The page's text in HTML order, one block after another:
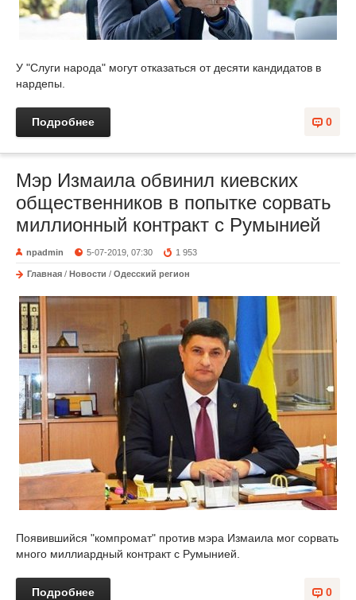
У "Слуги народа" могут отказаться от десяти кандидатов в
нардепы.
0
Подробнее
Мэр Измаила обвинил киевских
общественников в попытке сорвать
миллионный контракт с Румынией
npadmin 5-07-2019, 07:30 1 953
Главная / Новости / Одесский регион
Появившийся "компромат" против мэра Измаила мог сорвать
много миллиардный контракт с Румынией.
0
Подробнее